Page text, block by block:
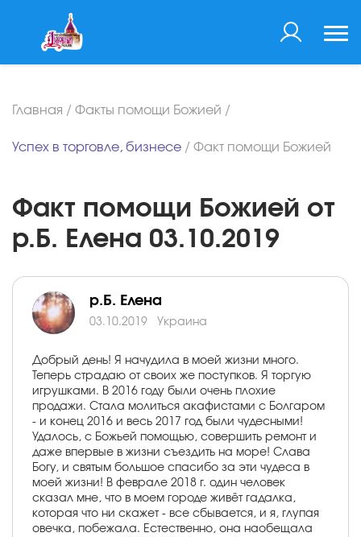
Главная / Факты помощи Божией /
Успех в торговле, бизнесе / Факт помощи Божией
Факт помощи Божией от
р.Б. Елена 03.10.2019
р.Б. Елена
03.10.2019 Украина
Добрый день! Я начудила в моей жизни много.
Теперь страдаю от своих же поступков. Я торгую
игрушками. В 2016 году были очень плохие
продажи. Стала молиться акафистами с Болгаром
- и конец 2016 и весь 2017 год были чудесными!
Удалось, с Божьей помощью, совершить ремонт и
даже впервые в жизни съездить на море! Слава
Богу, и святым большое спасибо за эти чудеса в
моей жизни! В феврале 2018 г. один человек
сказал мне, что в моем городе живёт гадалка,
которая что ни скажет - все сбывается, и я, глупая
овечка, побежала. Естественно, она наобещала